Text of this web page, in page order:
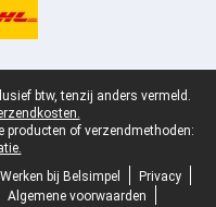
btw, tenzij anders vermeld.
producten of verzendmethoden:
Werken bij Belsimpel
Privacy
Algemene voorwaarden